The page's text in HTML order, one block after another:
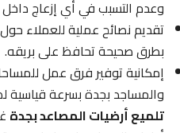
وعدم التسبب في أي إزعاج داخل
تقديم نصائح عملية للعملاء حول
بطرق صحيحة تحافظ على بريقه.
إمكانية توفير فرق عمل للمساحات
والمساجد بجدة بسرعة قياسية
تلميع أرضيات المصاعد بجدة